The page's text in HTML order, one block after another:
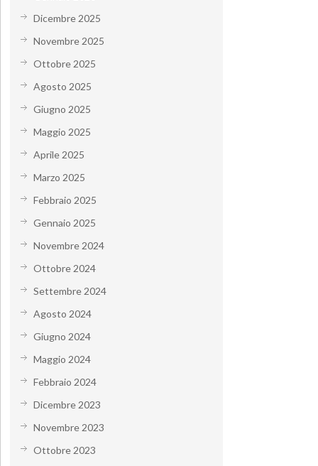
Dicembre 2025
Novembre 2025
Ottobre 2025
Agosto 2025
Giugno 2025
Maggio 2025
Aprile 2025
Marzo 2025
Febbraio 2025
Gennaio 2025
Novembre 2024
Ottobre 2024
Settembre 2024
Agosto 2024
Giugno 2024
Maggio 2024
Febbraio 2024
Dicembre 2023
Novembre 2023
Ottobre 2023